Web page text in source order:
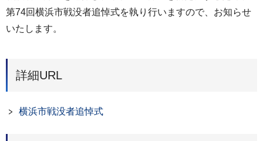
第74回横浜市戦没者追悼式を執り行いますので、お知らせ
いたします。
詳細URL
横浜市戦没者追悼式